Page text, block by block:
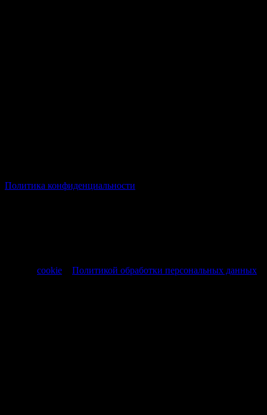
Политика конфиденциальности
cookie Политикой обработки персональных данных